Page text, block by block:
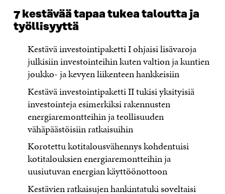
7 kestävää tapaa tukea taloutta ja
työllisyyttä
Kestävä investointipaketti I ohjaisi lisävaroja
julkisiin investointeihin kuten valtion ja kuntien
joukko- ja kevyen liikenteen hankkeisiin
Kestävä investointipaketti II tukisi yksityisiä
investointeja esimerkiksi rakennusten
energiaremontteihin ja teollisuuden
vähäpäästöisiin ratkaisuihin
Korotettu kotitalousvähennys kohdentuisi
kotitalouksien energiaremontteihin ja
uusiutuvan energian käyttöönottoon
Kestävien ratkaisujen hankintatuki soveltaisi